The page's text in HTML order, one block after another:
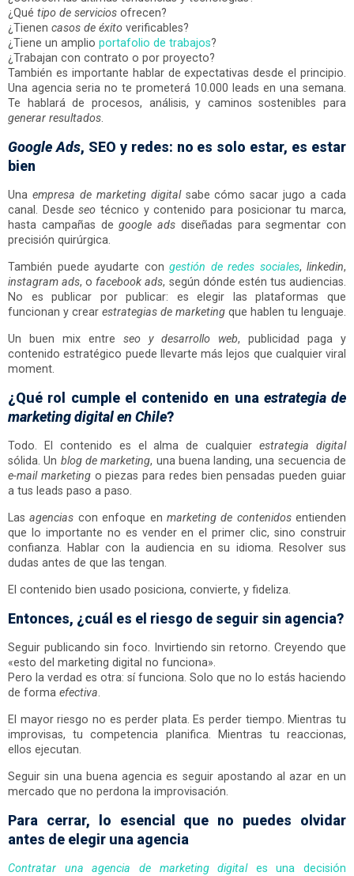
¿Qué tipo de servicios ofrecen?
¿Tienen casos de éxito verificables?
¿Tiene un amplio portafolio de trabajos?
¿Trabajan con contrato o por proyecto?
También es importante hablar de expectativas desde el principio.
Una agencia seria no te prometerá 10.000 leads en una semana.
Te hablará de procesos, análisis, y caminos sostenibles para
generar resultados
Google Ads, SEO y redes: no es solo estar, es estar
bien
Una empresa de marketing digitalsabe cómo sacar jugo a cada
canal. Desdeseo técnico y contenido para posicionar tu marca,
hasta campañas degoogle ads diseñadas para segmentar con
precisión quirúrgica.
También puede ayudarte con gestión de redes sociales, linkedin,
instagram ads, o facebook ads, según dónde estén tus audiencias.
No es publicar por publicar: es elegir las plataformas que
funcionan y crear estrategias de marketing que hablen tu lenguaje.
Un buen mix entre seo y desarrollo web, publicidad paga y
contenido estratégico puede llevarte más lejos que cualquier viral
moment.
¿Qué rol cumple el contenido en una estrategia de
marketing digital en Chile?
Todo. El contenido es el alma de cualquierestrategia digital
sólida. Un blog de marketing, una buena landing, una secuencia de
e-mail marketingo piezas para redes bien pensadas pueden guiar
a tus leads paso a paso.
Lasagencias con enfoque en marketing de contenidosentienden
que lo importante no es vender en el primer clic, sino construir
confianza. Hablar con la audiencia en su idioma. Resolver sus
dudas antes de que las tengan.
El contenido bien usado posiciona, convierte, y fideliza.
Entonces, ¿cuál es el riesgo de seguir sin agencia?
Seguir publicando sin foco. Invirtiendo sin retorno. Creyendo que
«esto del marketing digital no funciona».
Pero la verdad es otra: sí funciona. Solo que no lo estás haciendo
de forma efectiva
El mayor riesgo no es perder plata. Es perder tiempo. Mientras tu
improvisas, tu competencia planifica. Mientras tu reaccionas,
ellos ejecutan.
Seguir sin una buena agencia es seguir apostando al azar en un
mercado que no perdona la improvisación.
Para cerrar, lo esencial que no puedes olvidar
antes de elegir una agencia
Contratar una agencia de marketing digitales una decisión